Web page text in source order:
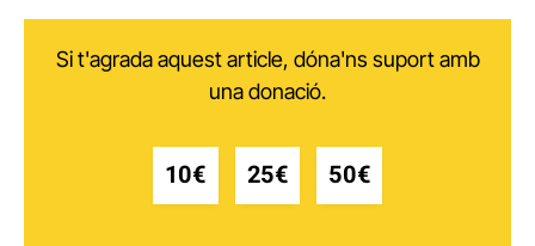
Si t'agrada aquest article, dóna'ns suport amb
una donació.
10€ 25€ 50€